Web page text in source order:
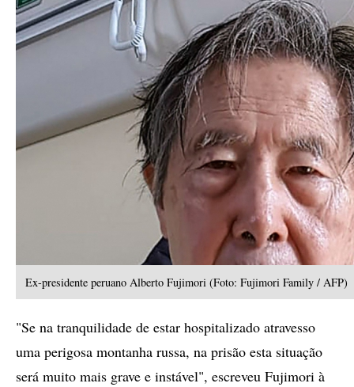
Ex-presidente peruano Alberto Fujimori (Foto: Fujimori Family / AFP)
"Se na tranquilidade de estar hospitalizado atravesso
uma perigosa montanha russa, na prisão esta situação
será muito mais grave e instável", escreveu Fujimori à